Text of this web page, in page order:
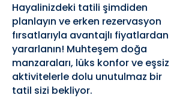
Hayalinizdeki tatili şimdiden
planlayın ve erken rezervasyon
fırsatlarıyla avantajlı fiyatlardan
yararlanın! Muhteşem doğa
manzaraları, lüks konfor ve eşsiz
aktivitelerle dolu unutulmaz bir
tatil sizi bekliyor.